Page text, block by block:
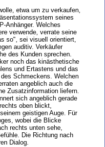
etwa um zu verkaufen,
seines
Anhänger. Welches
verwende, verrate seine
so", sei visuell orientiert,
auditiv. Verkäufer
des Kunden sprechen.
noch das kinästhetische
und Ertastens und das
Schmeckens. Welchen
angeblich auch die
Zusatzinformation liefern.
sich angeblich gerade
oben blickt,
geistigen Auge. Für
wobei die Blicke
rechts unten sehe,
Die Richtung nach
Dialog.